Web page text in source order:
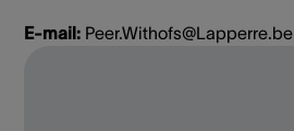
E-mail: Peer.Withofs@Lapperre.be